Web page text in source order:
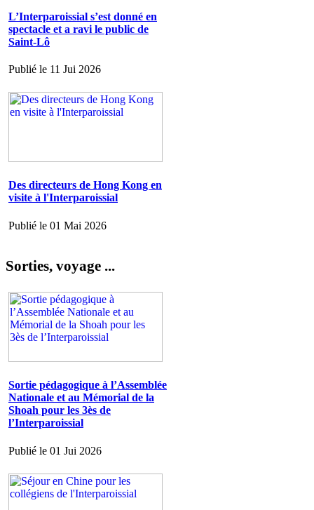
L’Interparoissial s’est donné en
spectacle et a ravi le public de
Saint-Lô
Publié le 11 Jui 2026
Des directeurs de Hong Kong en
visite à l'Interparoissial
Publié le 01 Mai 2026
Sorties, voyage ...
Sortie pédagogique à l’Assemblée
Nationale et au Mémorial de la
Shoah pour les 3ès de
l’Interparoissial
Publié le 01 Jui 2026